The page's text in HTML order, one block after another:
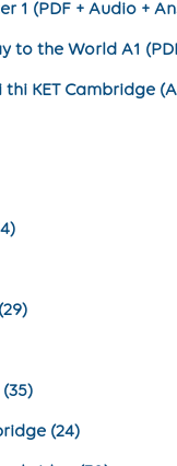
1 (PDF + Audio +
to the World A1
KET Cambridge
(24)